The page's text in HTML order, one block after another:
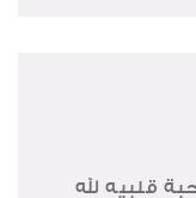
قلبيه لله